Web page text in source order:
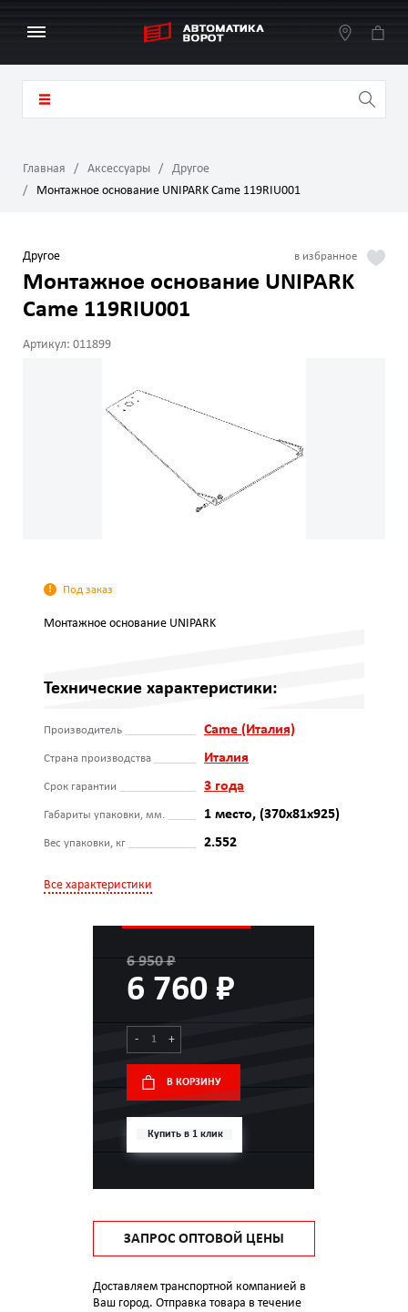
Главная Аксессуары
Другое
Монтажное основание UNIPARK Came 119RIU001
Другое
Монтажное основание UNIPARK
Came 119RIU001
Артикул: 011899
Под заказ
Монтажное основание UNIPARK
Технические характеристики:
Производитель Came (Италия)
Страна производства Италия
Срок гарантии 3 года
Габариты упаковки, мм. 1 место, (370х81х925)
Вес упаковки, кг 2.552
Все характеристики
6 950 ₽
6 760 ₽
- +
В КОРЗИНУ
Купить в 1 клик
ЗАПРОС ОПТОВОЙ ЦЕНЫ
Доставляем транспортной компанией в
Ваш город. Отправка товара в течение